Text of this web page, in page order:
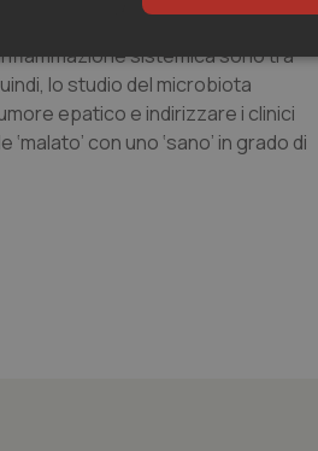
la ‘microbiota revolution’,
sistemica sono tra
lo studio del microbiota
epatico e indirizzare i clinici
con uno ‘sano’ in grado di
Marketing